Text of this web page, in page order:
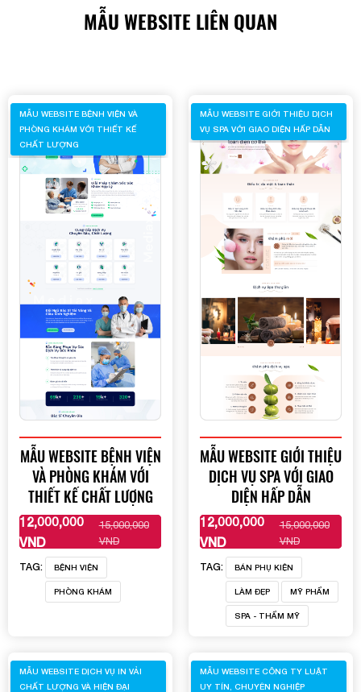
MẪU WEBSITE LIÊN QUAN
MẪU WEBSITE BỆNH VIỆN
VÀ PHÒNG KHÁM VỚI
THIẾT KẾ CHẤT LƯỢNG
12,000,000
VND
15,000,000
VND
XEM THÊM
TAG: BỆNH VIỆN
PHÒNG KHÁM
MẪU WEBSITE BỆNH VIỆN VÀ
PHÒNG KHÁM VỚI THIẾT KẾ
CHẤT LƯỢNG
MẪU WEBSITE GIỚI THIỆU
DỊCH VỤ SPA VỚI GIAO
DIỆN HẤP DẪN
12,000,000
VND
15,000,000
VND
XEM THÊM
TAG: BÁN PHỤ KIỆN
LÀM ĐẸP MỸ PHẨM
SPA - THẨM MỸ
MẪU WEBSITE GIỚI THIỆU DỊCH
VỤ SPA VỚI GIAO DIỆN HẤP DẪN
MẪU WEBSITE DỊCH VỤ IN VẢI
CHẤT LƯỢNG VÀ HIỆN ĐẠI
MẪU WEBSITE CÔNG TY LUẬT
UY TÍN, CHUYÊN NGHIỆP